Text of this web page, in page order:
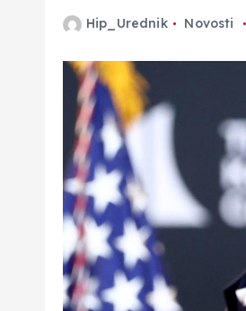
Hip_Urednik Novosti